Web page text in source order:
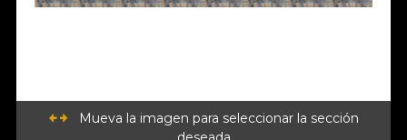
Mueva la imagen para seleccionar la sección